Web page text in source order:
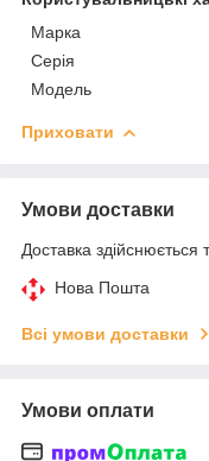
Марка
Серія
Модель
Приховати
Умови доставки
Доставка здійснюється
Нова Пошта
Всі умови доставки
Умови оплати